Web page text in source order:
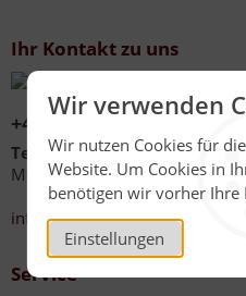
Wir verwenden
Wir nutzen Cookies für
Website. Um Cookies in
benötigen wir vorher Ihre
Einstellungen
Ihr Kontakt zu uns
+49 (0)6267 1021
Telefonzeiten
Mo - Fr 08:00 - 12:00 Uhr
13:30 - 17:00 Uhr
info@honig-reinmuth.de
Service